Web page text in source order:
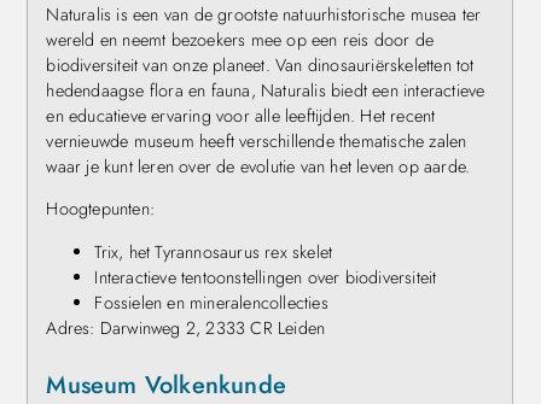
Naturalis is een van de grootste natuurhistorische musea ter
wereld en neemt bezoekers mee op een reis door de
biodiversiteit van onze planeet. Van dinosauriërskeletten tot
hedendaagse flora en fauna, Naturalis biedt een interactieve
en educatieve ervaring voor alle leeftijden. Het recent
vernieuwde museum heeft verschillende thematische zalen
waar je kunt leren over de evolutie van het leven op aarde.
Hoogtepunten:
Trix, het Tyrannosaurus rex skelet
Interactieve tentoonstellingen over biodiversiteit
Fossielen en mineralencollecties
Adres: Darwinweg 2, 2333 CR Leiden
Museum Volkenkunde